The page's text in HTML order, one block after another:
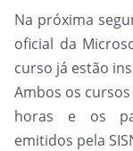
Na próxima
oficial da
curso já estão
Ambos os
horas e os
emitidos pela